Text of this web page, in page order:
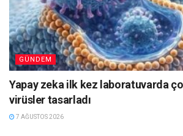
GÜNDEM
Yapay zeka ilk kez laboratuvarda
virüsler tasarladı
7 AĞUSTOS 2026